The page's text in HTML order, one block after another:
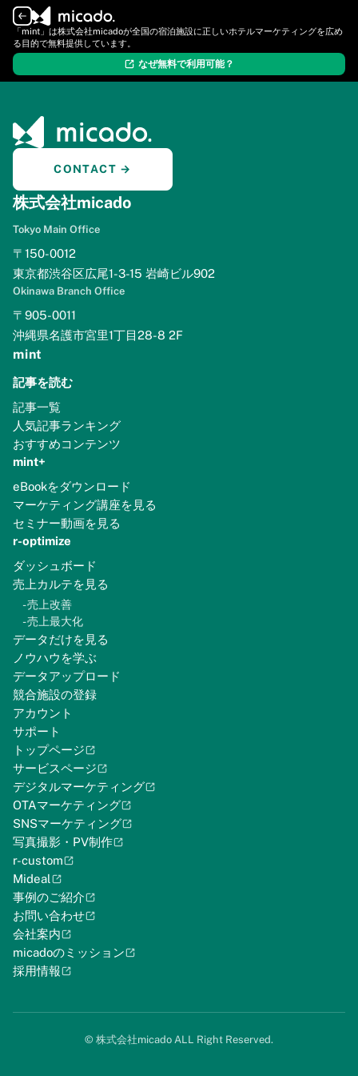
「mint」は株式会社micadoが全国の宿泊施設に正しいホテルマーケティングを広め
る目的で無料提供しています。
なぜ無料で利用可能？
ログイン 新規登録
CONTACT →
株式会社micado
Tokyo Main Office
〒150-0012
東京都渋谷区広尾1-3-15 岩崎ビル902
Okinawa Branch Office
〒905-0011
沖縄県名護市宮里1丁目28-8 2F
mint
記事を読む
記事一覧
人気記事ランキング
おすすめコンテンツ
mint+
eBookをダウンロード
マーケティング講座を見る
セミナー動画を見る
r-optimize
ダッシュボード
売上カルテを見る
-売上改善
-売上最大化
データだけを見る
ノウハウを学ぶ
データアップロード
競合施設の登録
アカウント
サポート
トップページ
サービスページ
デジタルマーケティング
OTAマーケティング
SNSマーケティング
写真撮影・PV制作
r-custom
Mideal
事例のご紹介
お問い合わせ
会社案内
micadoのミッション
採用情報
©︎ 株式会社micado ALL Right Reserved.